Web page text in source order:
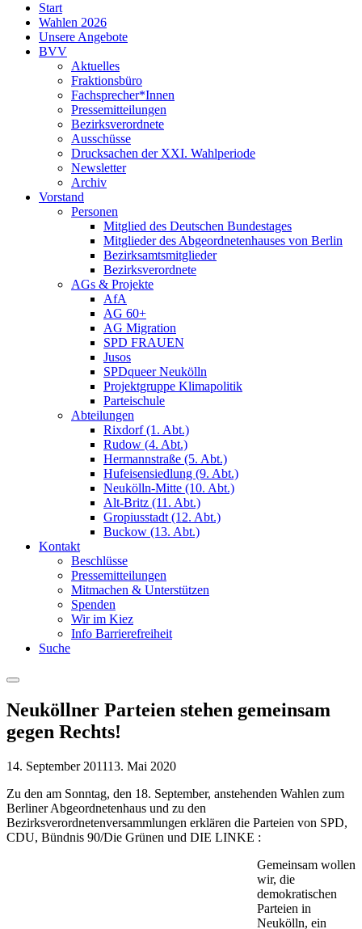
Start
Wahlen 2026
Unsere Angebote
BVV
Aktuelles
Fraktionsbüro
Fachsprecher*Innen
Pressemitteilungen
Bezirksverordnete
Ausschüsse
Drucksachen der XXI. Wahlperiode
Newsletter
Archiv
Vorstand
Personen
Mitglied des Deutschen Bundestages
Mitglieder des Abgeordnetenhauses von Berlin
Bezirksamtsmitglieder
Bezirksverordnete
AGs & Projekte
AfA
AG 60+
AG Migration
SPD FRAUEN
Jusos
SPDqueer Neukölln
Projektgruppe Klimapolitik
Parteischule
Abteilungen
Rixdorf (1. Abt.)
Rudow (4. Abt.)
Hermannstraße (5. Abt.)
Hufeisensiedlung (9. Abt.)
Neukölln-Mitte (10. Abt.)
Alt-Britz (11. Abt.)
Gropiusstadt (12. Abt.)
Buckow (13. Abt.)
Kontakt
Beschlüsse
Pressemitteilungen
Mitmachen & Unterstützen
Spenden
Wir im Kiez
Info Barrierefreiheit
Suche
Menu
Neuköllner Parteien stehen gemeinsam
gegen Rechts!
14. September 201113. Mai 2020
Zu den am Sonntag, den 18. September, anstehenden Wahlen zum
Berliner Abgeordnetenhaus und zu den
Bezirksverordnetenversammlungen erklären die Parteien von SPD,
CDU, Bündnis 90/Die Grünen und DIE LINKE :
Gemeinsam wollen
wir, die
demokratischen
Parteien in
Neukölln, ein